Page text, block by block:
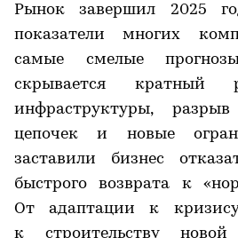
Рынок завершил 2025
показатели многих
самые смелые
скрывается кратный
инфраструктуры, разрыв
цепочек и новые
заставили бизнес
быстрого возврата к
От адаптации к
к строительству новой